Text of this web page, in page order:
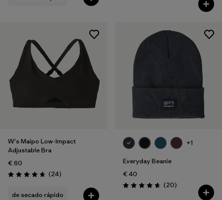
W's Maipo Low-Impact
Adjustable Bra
€ 60
Puntuación: 4.7 / 5
(24Reseñas
)
de secado rápido
+1
Everyday Beanie
€ 40
Puntuación: 4.7 / 5
(20Reseñas
)